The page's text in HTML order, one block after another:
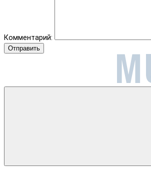
Комментарий:
Отправить